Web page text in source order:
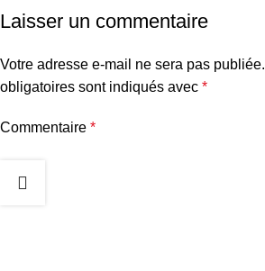
Laisser un commentaire
Votre adresse e-mail ne sera pas publiée.
obligatoires sont indiqués avec *
Commentaire *